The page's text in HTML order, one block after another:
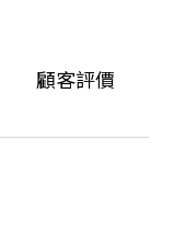
顧客評價